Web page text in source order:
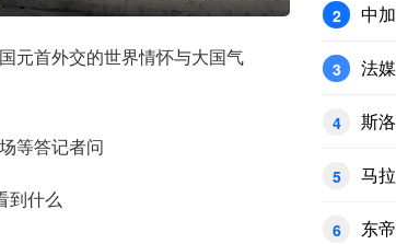
元首外交的世界情怀与大国气
等答记者问
到什么
2 中
3 法
4 斯
5 马
6 东